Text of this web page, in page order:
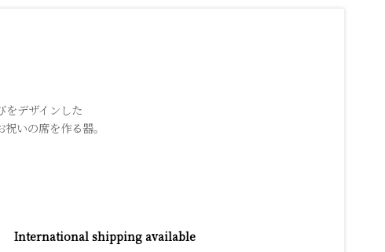
をデザインした
いの席を作る器。
International shipping available